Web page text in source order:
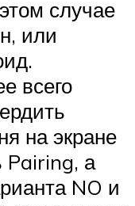
случае
или
всего
на экране
Pairing, а
NO и